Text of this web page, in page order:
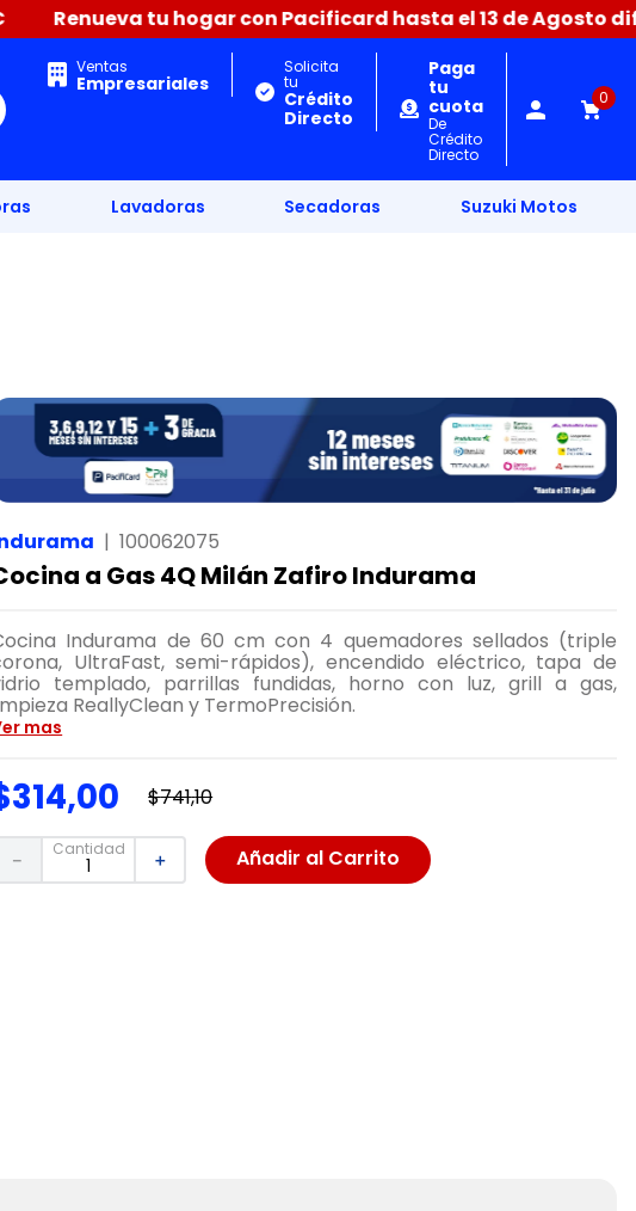
tu hogar con Pacificard hasta el 13 de Agosto difiere
Ventas
Empresariales
Solicita
tu
Crédito
Directo
Paga
tu
cuota
De
Crédito
Directo
0
Lavadoras Secadoras Suzuki Motos
| 100062075
a Gas 4Q Milán Zafiro Indurama
Indurama de 60 cm con 4 quemadores sellados (triple
UltraFast, semi-rápidos), encendido eléctrico, tapa de
templado, parrillas fundidas, horno con luz, grill a gas,
ReallyClean y TermoPrecisión.
mas
314,00 $741,10
Cantidad
＋
－ Añadir al Carrito